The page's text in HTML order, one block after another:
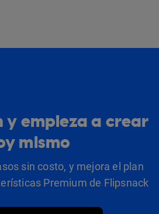
y empieza a crear
mismo
sin costo, y mejora el plan
Premium de Flipsnack